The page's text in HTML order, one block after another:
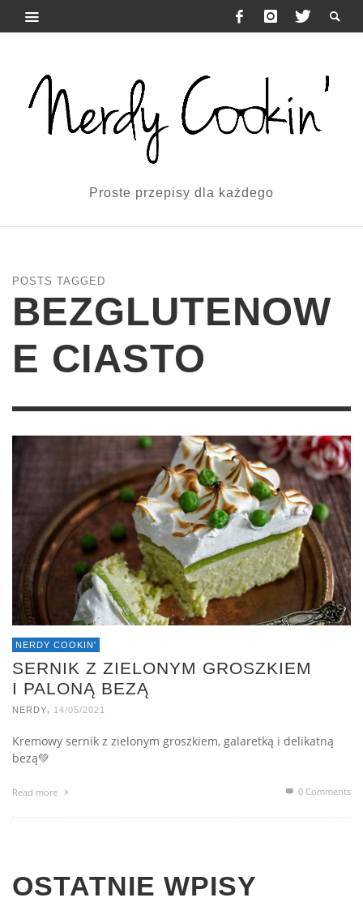
Proste przepisy dla każdego
POSTS TAGGED
BEZGLUTENOW
E CIASTO
NERDY COOKIN'
SERNIK Z ZIELONYM GROSZKIEM
I PALONĄ BEZĄ
NERDY 14/05/2021
Kremowy sernik z zielonym groszkiem, galaretką i delikatną
bezą💚
Read more 0 Comments
OSTATNIE WPISY